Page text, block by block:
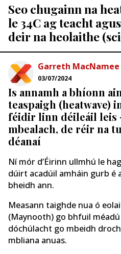
Seo chugainn na
le 34C ag teacht
deir na heolaithe
Garreth MacNamee
03/07/2024
Is annamh a bhíonn
teaspaigh (heatwave)
féidir linn déileáil leis
mbealach, de réir na
déanaí
Ní mór d’Éirinn ullmhú le
dúirt acadúil amháin gurb é
bheidh ann.
Measann taighde nua ó
(Maynooth) go bhfuil
dóchúlacht go mbeidh
mbliana anuas.